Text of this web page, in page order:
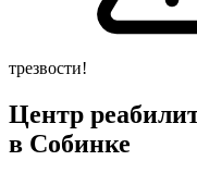
трезвости!
Центр
в Собинке